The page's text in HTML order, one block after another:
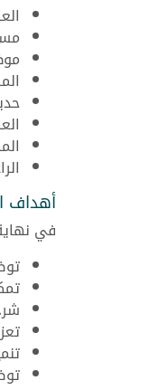
أهداف
في